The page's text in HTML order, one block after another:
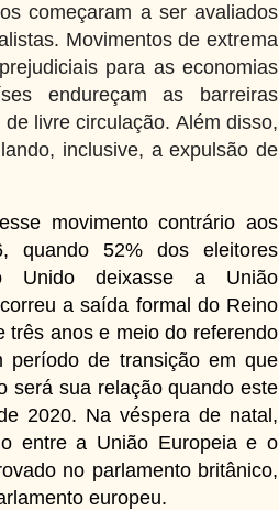
começaram a ser avaliados
Movimentos de extrema
para as economias
endureçam as barreiras
livre circulação. Além disso,
inclusive, a expulsão de
movimento contrário aos
quando 52% dos eleitores
Unido deixasse a União
a saída formal do Reino
três anos e meio do referendo
período de transição em que
será sua relação quando este
2020. Na véspera de natal,
entre a União Europeia e o
no parlamento britânico,
europeu.